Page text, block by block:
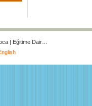
| Eğitime Dair…